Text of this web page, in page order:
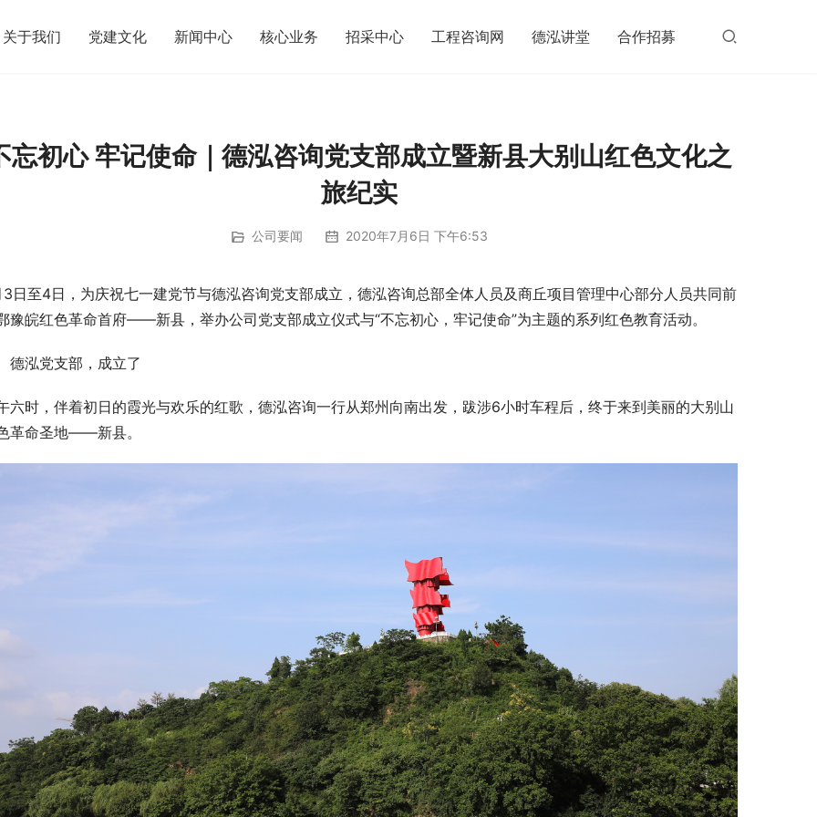
关于我们 党建文化 新闻中心 核心业务 招采中心 工程咨询网 德泓讲堂 合作招募
忘初心 牢记使命｜德泓咨询党支部成立暨新县大别山红色文化之
旅纪实
公司要闻 2020年7月6日 下午6:53
3日至4日，为庆祝七一建党节与德泓咨询党支部成立，德泓咨询总部全体人员及商丘项目管理中心部分人员共同前
豫皖红色革命首府——新县，举办公司党支部成立仪式与“不忘初心，牢记使命”为主题的系列红色教育活动。
德泓党支部，成立了
六时，伴着初日的霞光与欢乐的红歌，德泓咨询一行从郑州向南出发，跋涉6小时车程后，终于来到美丽的大别山
革命圣地——新县。